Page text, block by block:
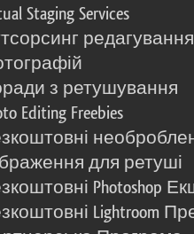
Staging Services
редагування
з ретушування
Editing Freebies
для ретуші
Photoshop
Lightroom